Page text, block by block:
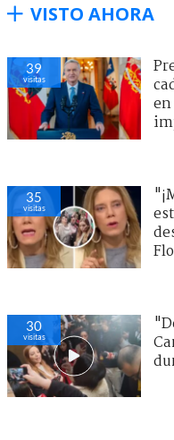
VISTO AHORA
39
visitas
35
visitas
30
visitas